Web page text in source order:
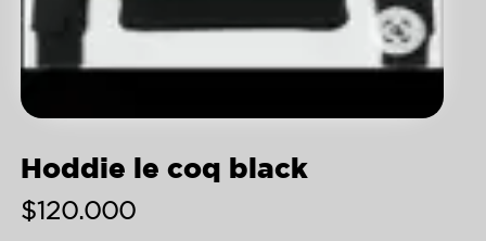
Hoddie le coq black
$120.000